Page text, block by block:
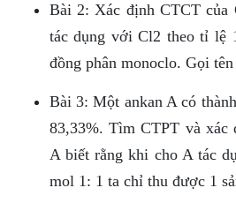
Bài 2: Xác định CTCT của
tác dụng với Cl2 theo tỉ lệ
đồng phân monoclo. Gọi
Bài 3: Một ankan A có
83,33%. Tìm CTPT và xác
A biết rằng khi cho A tác
mol 1: 1 ta chỉ thu được 1